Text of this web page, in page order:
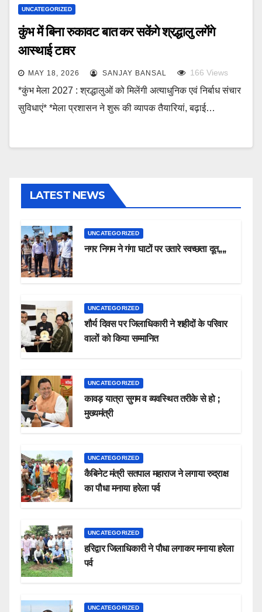
UNCATEGORIZED
कुंभ में बिना रुकावट बात कर सकेंगे श्रद्धालु लगेंगे
आस्थाई टावर
MAY 18, 2026 SANJAY BANSAL 166 Views
*कुंभ मेला 2027 : श्रद्धालुओं को मिलेंगी अत्याधुनिक एवं निर्बाध संचार
सुविधाएं* *मेला प्रशासन ने शुरू की व्यापक तैयारियां, बढ़ाई…
LATEST NEWS
UNCATEGORIZED
नगर निगम ने गंगा घाटों पर उतारे स्वच्छता दूत,,,,
UNCATEGORIZED
शौर्य दिवस पर जिलाधिकारी ने शहीदों के परिवार
वालों को किया सम्मानित
UNCATEGORIZED
कावड़ यात्रा सुगम व व्यवस्थित तरीके से हो ;
मुख्यमंत्री
UNCATEGORIZED
कैबिनेट मंत्री सतपाल महाराज ने लगाया रुद्राक्ष
का पौधा मनाया हरेला पर्व
UNCATEGORIZED
हरिद्वार जिलाधिकारी ने पौधा लगाकर मनाया हरेला
पर्व
UNCATEGORIZED